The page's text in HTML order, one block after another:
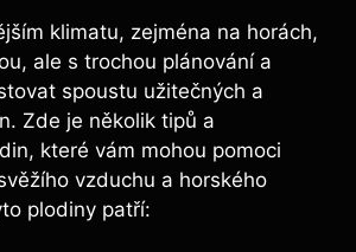
klimatu, zejména na horách,
ale s trochou plánování a
spoustu užitečných a
Zde je několik tipů a
které vám mohou pomoci
vzduchu a horského
plodiny patří: